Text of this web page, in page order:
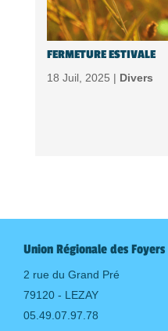
FERMETURE ESTIVALE
18 Juil, 2025 | Divers
Union Régionale des
2 rue du Grand Pré
79120 - LEZAY
05.49.07.97.78